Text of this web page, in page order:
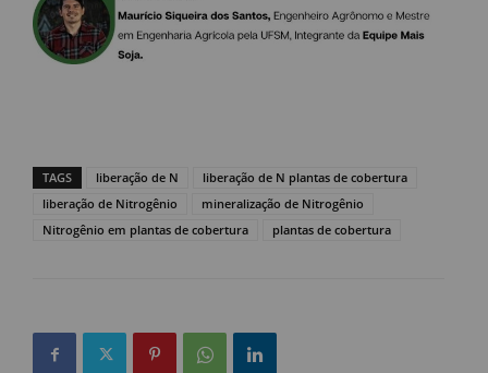
TAGS liberação de N
liberação de N plantas de cobertura
liberação de Nitrogênio
mineralização de Nitrogênio
Nitrogênio em plantas de cobertura
plantas de cobertura